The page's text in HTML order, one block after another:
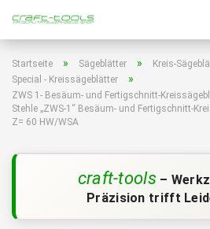
Startseite » Sägeblätter » Kreis-
Special - Kreissägeblätter »
ZWS 1- Besäum- und Fertigschnitt-
Stehle „ZWS-1“ Besäum- und Fertigschnitt-
Z= 60 HW/WSA
craft-tools –
Präzision trifft